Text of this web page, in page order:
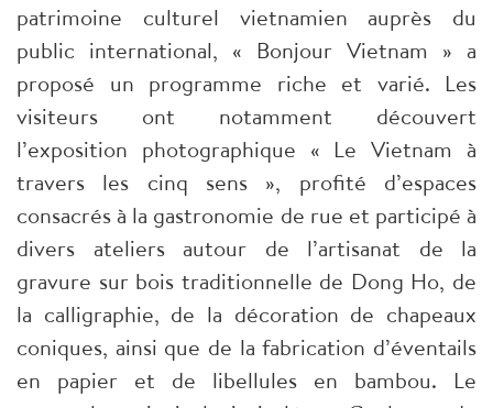
patrimoine culturel vietnamien auprès du
public international, « Bonjour Vietnam » a
proposé un programme riche et varié. Les
visiteurs ont notamment découvert
l’exposition photographique « Le Vietnam à
travers les cinq sens », profité d’espaces
consacrés à la gastronomie de rue et participé à
divers ateliers autour de l’artisanat de la
gravure sur bois traditionnelle de Dong Ho, de
la calligraphie, de la décoration de chapeaux
coniques, ainsi que de la fabrication d’éventails
en papier et de libellules en bambou. Le